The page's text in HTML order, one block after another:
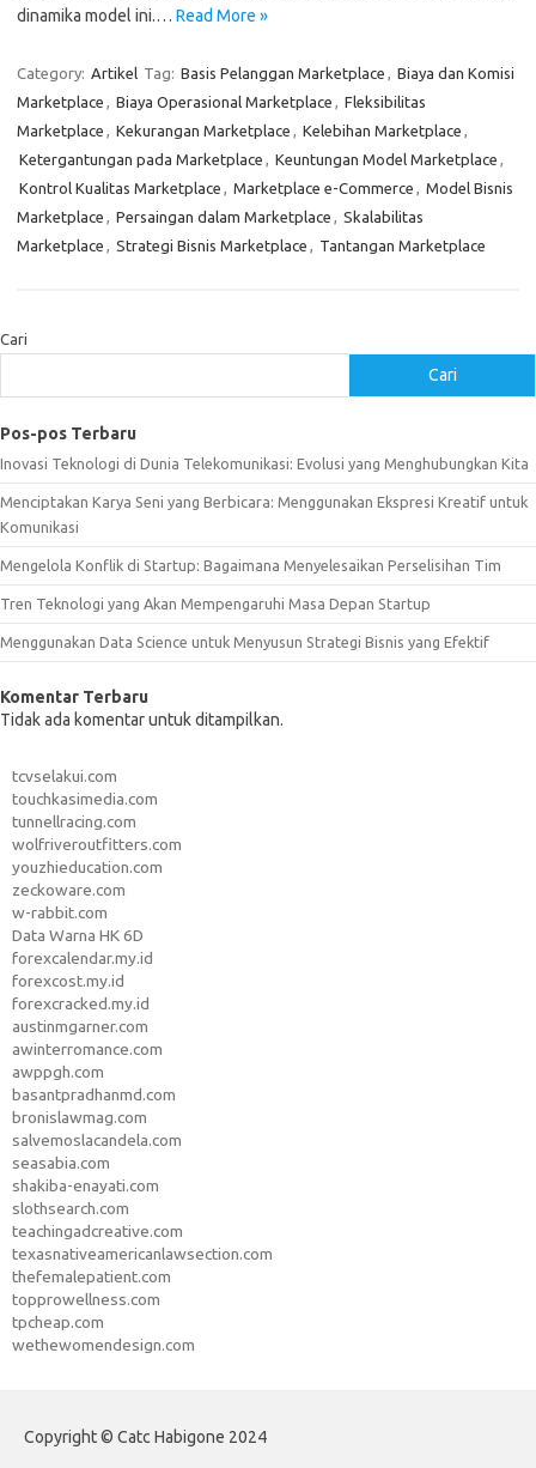
dinamika model ini.… Read More »
Category: Artikel Tag: Basis Pelanggan Marketplace , Biaya dan Komisi
Marketplace , Biaya Operasional Marketplace , Fleksibilitas
Marketplace , Kekurangan Marketplace , Kelebihan Marketplace ,
Ketergantungan pada Marketplace , Keuntungan Model Marketplace ,
Kontrol Kualitas Marketplace , Marketplace e-Commerce , Model Bisnis
Marketplace , Persaingan dalam Marketplace , Skalabilitas
Marketplace , Strategi Bisnis Marketplace , Tantangan Marketplace
Cari
Cari
Pos-pos Terbaru
Inovasi Teknologi di Dunia Telekomunikasi: Evolusi yang Menghubungkan Kita
Menciptakan Karya Seni yang Berbicara: Menggunakan Ekspresi Kreatif untuk
Komunikasi
Mengelola Konflik di Startup: Bagaimana Menyelesaikan Perselisihan Tim
Tren Teknologi yang Akan Mempengaruhi Masa Depan Startup
Menggunakan Data Science untuk Menyusun Strategi Bisnis yang Efektif
Komentar Terbaru
Tidak ada komentar untuk ditampilkan.
tcvselakui.com
touchkasimedia.com
tunnellracing.com
wolfriveroutfitters.com
youzhieducation.com
zeckoware.com
w-rabbit.com
Data Warna HK 6D
forexcalendar.my.id
forexcost.my.id
forexcracked.my.id
austinmgarner.com
awinterromance.com
awppgh.com
basantpradhanmd.com
bronislawmag.com
salvemoslacandela.com
seasabia.com
shakiba-enayati.com
slothsearch.com
teachingadcreative.com
texasnativeamericanlawsection.com
thefemalepatient.com
topprowellness.com
tpcheap.com
wethewomendesign.com
Copyright © Catc Habigone 2024